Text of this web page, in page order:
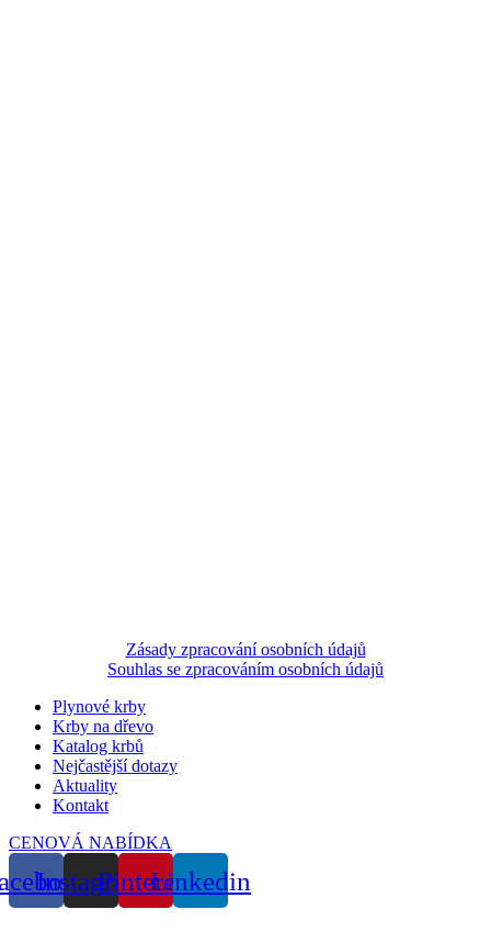
Zásady zpracování osobních údajů
Souhlas se zpracováním osobních údajů
Plynové krby
Krby na dřevo
Katalog krbů
Nejčastější dotazy
Aktuality
Kontakt
CENOVÁ NABÍDKA
InstagramPinterestLinkedin